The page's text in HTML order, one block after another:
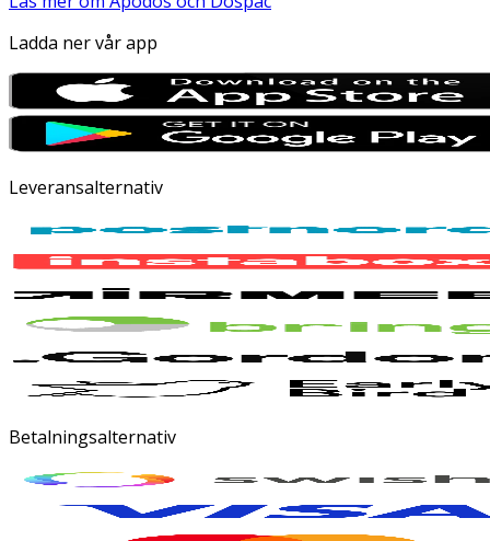
Ladda ner vår app
Leveransalternativ
Betalningsalternativ